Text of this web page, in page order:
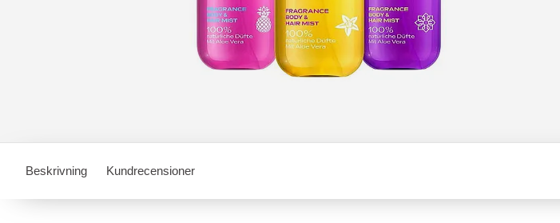
Beskrivning Kundrecensioner